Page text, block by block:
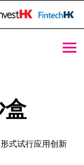
盒
式试行应用创新